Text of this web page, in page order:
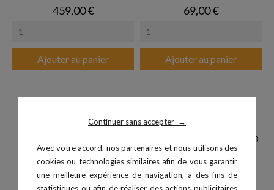
Continuer sans accepter →
Avec votre accord, nos partenaires et nous utilisons des
cookies ou technologies similaires afin de vous garantir
une meilleure expérience de navigation, à des fins de
statistiques ou afin de réaliser des actions publicitaires
Prix
459,00 €
Ajouter au panier
Prix
69,00 €
Ajouter au panier